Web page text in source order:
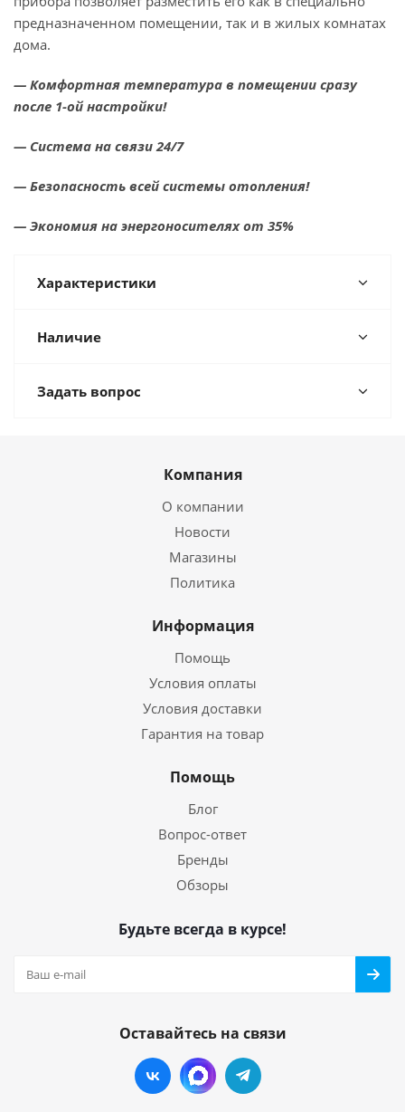
предназначенном помещении, так и в жилых комнатах
дома.
— Комфортная температура в помещении сразу
после 1-ой настройки!
— Система на связи 24/7
— Безопасность всей системы отопления!
— Экономия на энергоносителях от 35%
Характеристики
Наличие
Задать вопрос
Компания
О компании
Новости
Магазины
Политика
Информация
Помощь
Условия оплаты
Условия доставки
Гарантия на товар
Помощь
Блог
Вопрос-ответ
Бренды
Обзоры
Будьте всегда в курсе!
Оставайтесь на связи